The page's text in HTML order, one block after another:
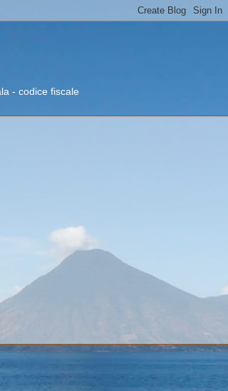
- codice fiscale